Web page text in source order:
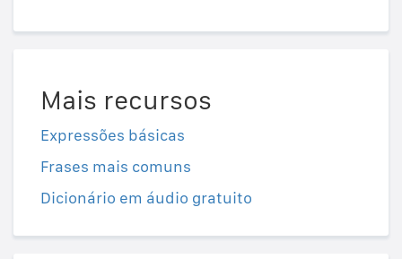
Mais recursos
Expressões básicas
Frases mais comuns
Dicionário em áudio gratuito